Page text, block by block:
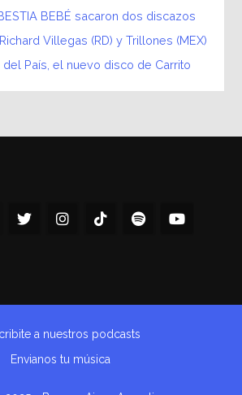
BEBÉ sacaron dos discazos
Villegas (RD) y Trillones (MEX)
País, el nuevo disco de Carrito
a nuestros podcasts
Envianos tu música